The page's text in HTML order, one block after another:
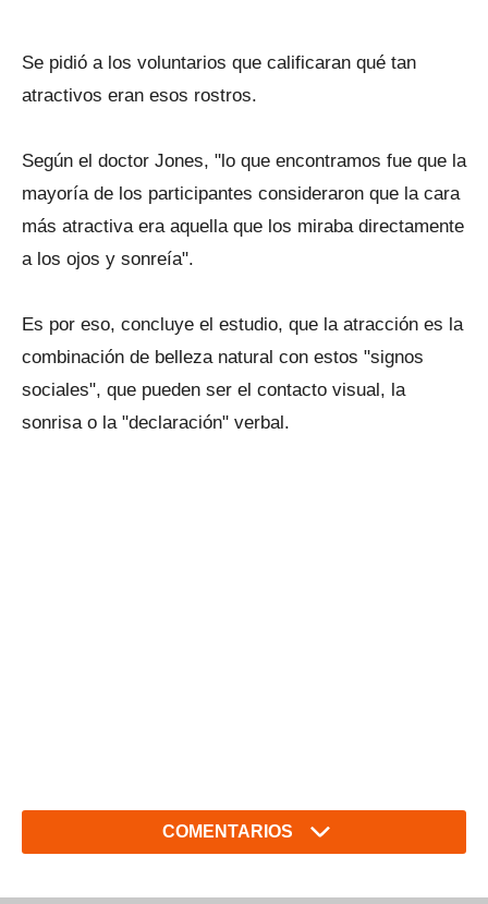
Se pidió a los voluntarios que calificaran qué tan
atractivos eran esos rostros.
Según el doctor Jones, "lo que encontramos fue que la
mayoría de los participantes consideraron que la cara
más atractiva era aquella que los miraba directamente
a los ojos y sonreía".
Es por eso, concluye el estudio, que la atracción es la
combinación de belleza natural con estos "signos
sociales", que pueden ser el contacto visual, la
sonrisa o la "declaración" verbal.
COMENTARIOS